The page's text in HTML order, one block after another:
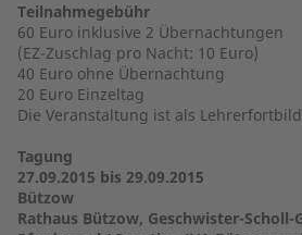
Teilnahmegebühr
60 Euro inklusive 2 Übernachtungen
(EZ-Zuschlag pro Nacht: 10 Euro)
40 Euro ohne Übernachtung
20 Euro Einzeltag
Die Veranstaltung ist als
Tagung
27.09.2015 bis 29.09.2015
Bützow
Rathaus Bützow, Geschwister-Scholl-